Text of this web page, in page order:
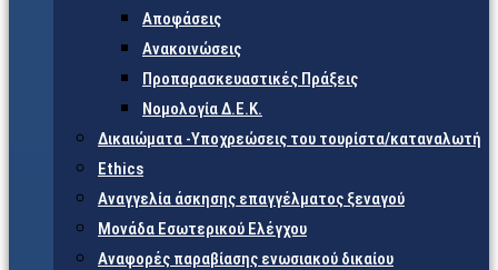
Αποφάσεις
Ανακοινώσεις
Προπαρασκευαστικές Πράξεις
Νομολογία Δ.Ε.Κ.
Δικαιώματα -Υποχρεώσεις του τουρίστα/καταναλωτή
Ethics
Αναγγελία άσκησης επαγγέλματος ξεναγού
Μονάδα Εσωτερικού Ελέγχου
Αναφορές παραβίασης ενωσιακού δικαίου